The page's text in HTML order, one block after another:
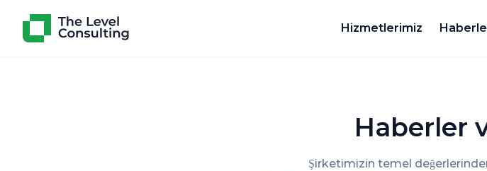
Hizmetlerimiz
Haberler
Şirketimizin temel